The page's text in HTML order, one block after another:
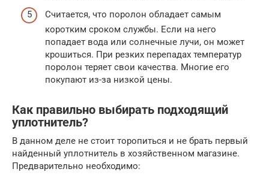
Считается, что поролон обладает самым
коротким сроком службы. Если на него
попадает вода или солнечные лучи, он может
крошиться. При резких перепадах температур
поролон теряет свои качества. Многие его
покупают из-за низкой цены.
Как правильно выбирать подходящий
уплотнитель?
В данном деле не стоит торопиться и не брать первый
найденный уплотнитель в хозяйственном магазине.
Предварительно необходимо: